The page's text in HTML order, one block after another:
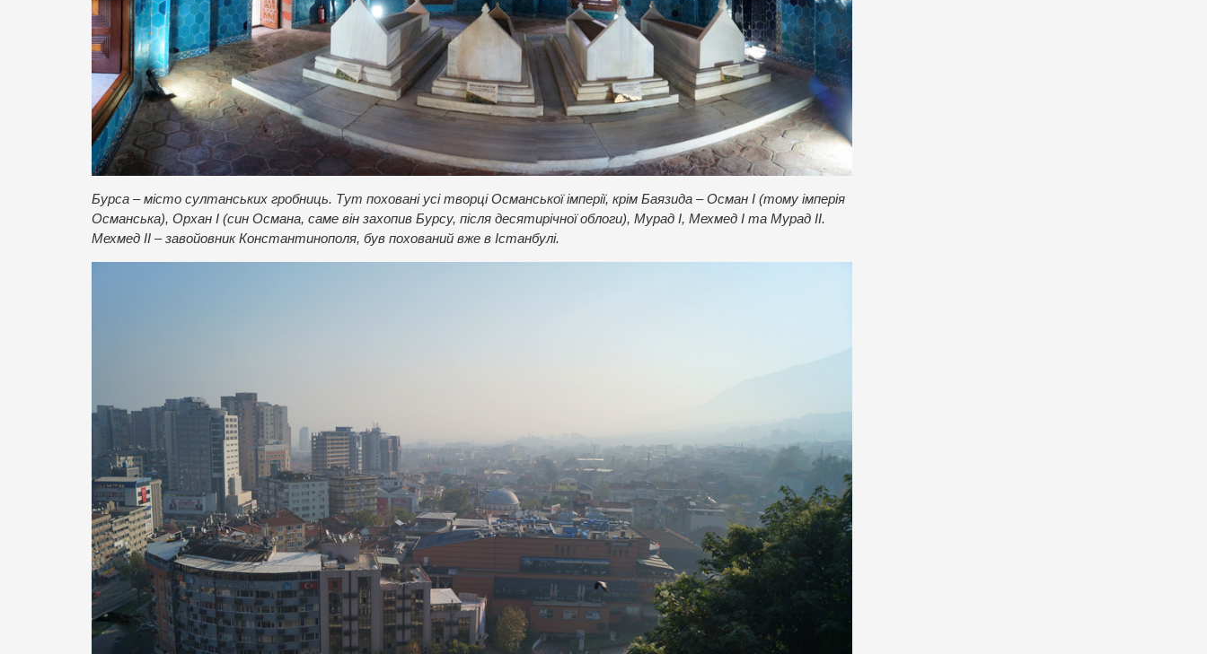
Бурса – місто султанських гробниць. Тут поховані усі творці Османської імперії, крім Баязида – Осман І (тому імперія
Османська), Орхан І (син Османа, саме він захопив Бурсу, після десятирічної облоги), Мурад І, Мехмед І та Мурад ІІ.
Мехмед ІІ – завойовник Константинополя, був похований вже в Істанбулі.